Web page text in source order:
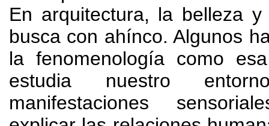
En arquitectura, la belleza
busca con ahínco.Algunos
la fenomenología como
estudia nuestro
manifestaciones